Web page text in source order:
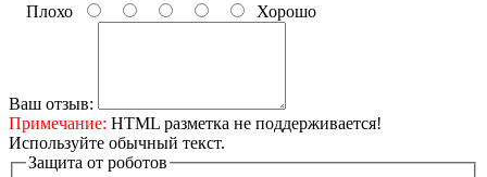
Плохо
Хорошо
Ваш отзыв:
Примечание: HTML разметка не поддерживается!
Используйте обычный текст.
Защита от роботов